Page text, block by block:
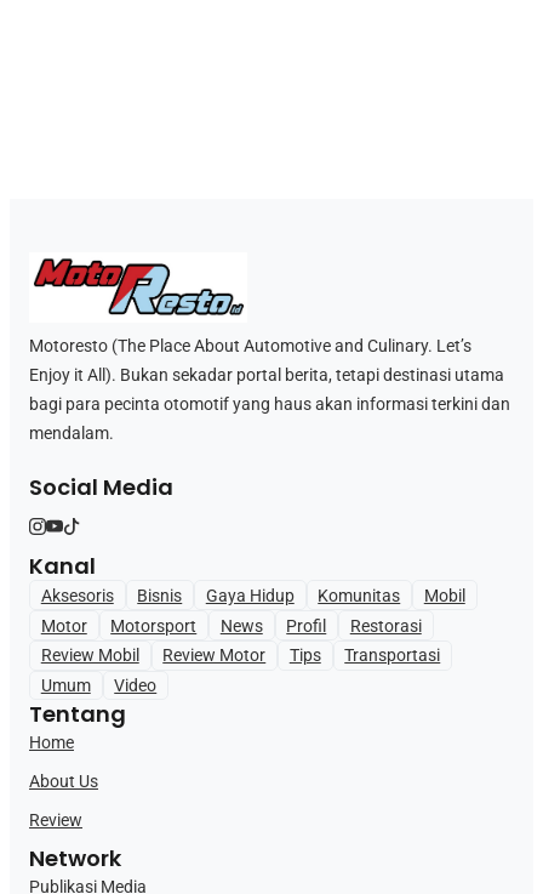
Motoresto (The Place About Automotive and Culinary. Let’s
Enjoy it All). Bukan sekadar portal berita, tetapi destinasi utama
bagi para pecinta otomotif yang haus akan informasi terkini dan
mendalam.
Social Media
Kanal
Aksesoris Bisnis Gaya Hidup Komunitas
Mobil
Motor
Motorsport News Profil
Restorasi
Review Mobil
Review Motor Tips
Transportasi
Umum
Video
Tentang
Home
About Us
Review
Network
Publikasi Media